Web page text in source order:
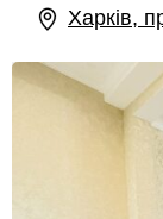
Харків,